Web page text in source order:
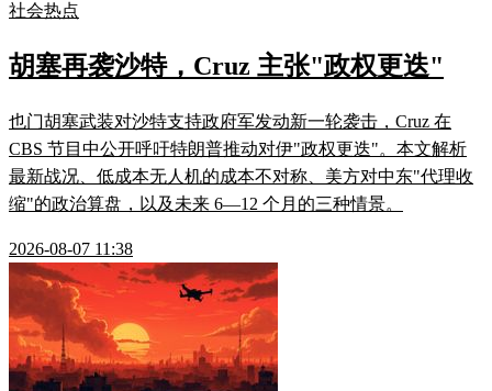
社会热点
胡塞再袭沙特，Cruz 主张"政权更迭"
也门胡塞武装对沙特支持政府军发动新一轮袭击，Cruz 在
CBS 节目中公开呼吁特朗普推动对伊"政权更迭"。本文解析
最新战况、低成本无人机的成本不对称、美方对中东"代理收
缩"的政治算盘，以及未来 6—12 个月的三种情景。
2026-08-07 11:38